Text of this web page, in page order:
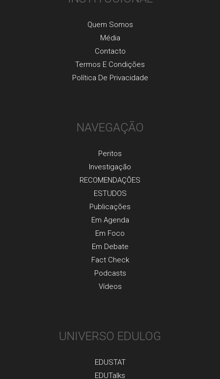
Quem Somos
Média
Contacto
Termos E Condições
Política De Privacidade
NAVEGAÇÃO
Peritos
Investigaçãо
RECOMENDAÇÕES
ESTUDOS
Publicaçõеs
Em Agenda
Em Foco
Em Debate
Fact Check
Podcasts
Vídeos
UNIVERSO EDULOG
EDUSTAT
EDUTalks